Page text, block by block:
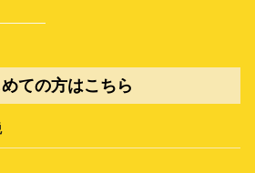
ての方はこちら